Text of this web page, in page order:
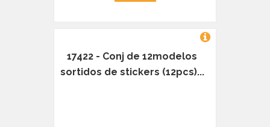
17422 - Conj de 12modelos
sortidos de stickers (12pcs)...